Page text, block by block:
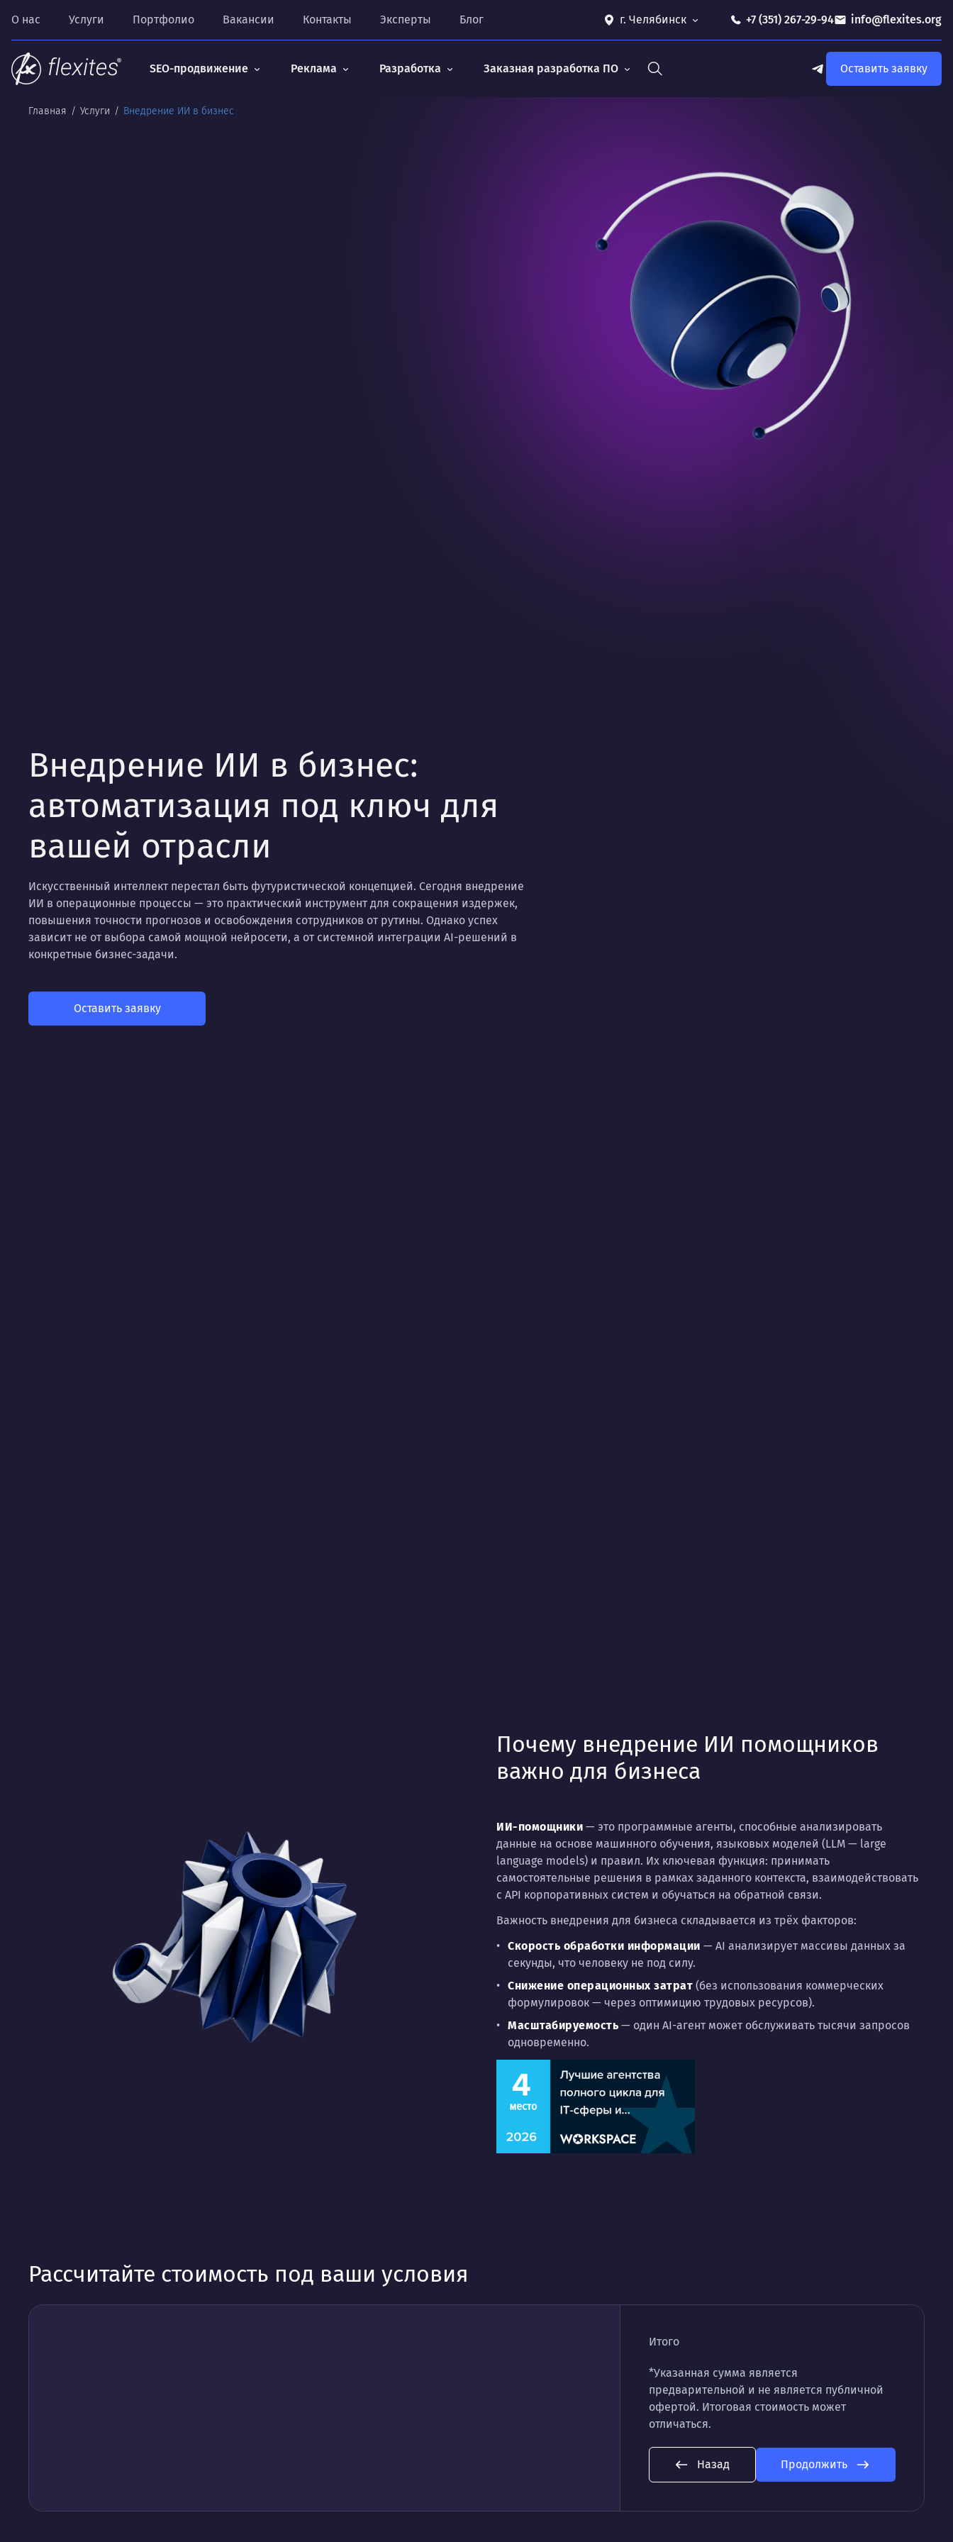
О нас Услуги Портфолио Вакансии Контакты Эксперты Блог г. Челябинск +7 (351) 267-29-94 info@flexites.org
SEO-продвижение Реклама Разработка Заказная разработка ПО Оставить заявку
Главная Услуги Внедрение ИИ в бизнес
Внедрение ИИ в бизнес:
автоматизация под ключ для
вашей отрасли
Искусственный интеллект перестал быть футуристической концепцией. Сегодня внедрение
ИИ в операционные процессы — это практический инструмент для сокращения издержек,
повышения точности прогнозов и освобождения сотрудников от рутины. Однако успех
зависит не от выбора самой мощной нейросети, а от системной интеграции AI-решений в
конкретные бизнес-задачи.
Оставить заявку
Почему внедрение ИИ помощников
важно для бизнеса
ИИ-помощники — это программные агенты, способные анализировать
данные на основе машинного обучения, языковых моделей (LLM — large
language models) и правил. Их ключевая функция: принимать
самостоятельные решения в рамках заданного контекста, взаимодействовать
с API корпоративных систем и обучаться на обратной связи.
Важность внедрения для бизнеса складывается из трёх факторов:
Скорость обработки информации — AI анализирует массивы данных за
секунды, что человеку не под силу.
Снижение операционных затрат (без использования коммерческих
формулировок — через оптимицию трудовых ресурсов).
Масштабируемость — один AI-агент может обслуживать тысячи запросов
одновременно.
Рассчитайте стоимость под ваши условия
Итого
*Указанная сумма является
предварительной и не является публичной
офертой. Итоговая стоимость может
отличаться.
Назад Продолжить